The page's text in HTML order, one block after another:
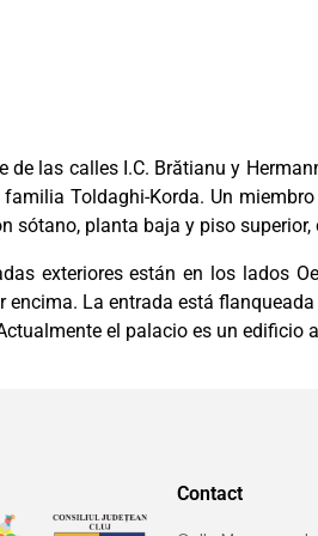
de las calles I.C. Brătianu y
familia Toldaghi-Korda. Un
sótano, planta baja y piso
exteriores están en los lados
encima. La entrada está
el palacio es un edificio
Contact